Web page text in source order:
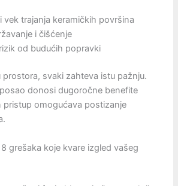
vek trajanja keramičkih površina
i čišćenje
od budućih popravki
prostora, svaki zahteva istu pažnju.
donosi dugoročne benefite
pristup omogućava postizanje
grešaka koje kvare izgled vašeg